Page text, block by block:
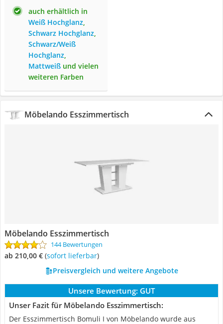
auch erhältlich in
Weiß Hochglanz,
Schwarz Hochglanz,
Schwarz/Weiß
Hochglanz,
Mattweiß und vielen
weiteren Farben
Möbelando Esszimmertisch
Möbelando Esszimmertisch
144 Bewertungen
ab 210,00 € ( Sofort lieferbar)
Preisvergleich und weitere Angebote
Unsere Bewertung: GUT
Unser Fazit für Möbelando Esszimmertisch:
Der Esszimmertisch Bomuli I von Möbelando wurde aus